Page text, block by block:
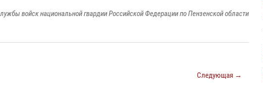
войск национальной гвардии Российской Федерации по Пензенской области
Следующая →